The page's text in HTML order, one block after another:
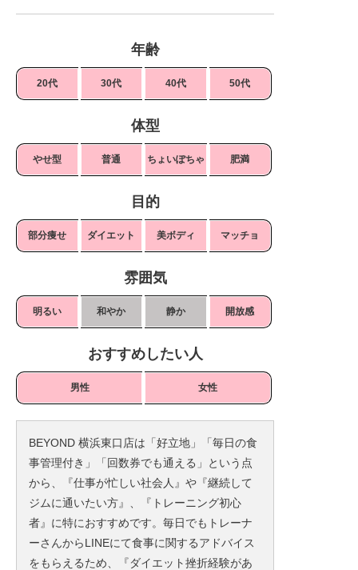
年齢
20代 30代 40代 50代
体型
やせ型 普通 ちょいぽちゃ 肥満
目的
部分痩せ ダイエット 美ボディ マッチョ
雰囲気
明るい 和やか 静か 開放感
おすすめしたい人
男性 女性
BEYOND 横浜東口店は「好立地」「毎日の食
事管理付き」「回数券でも通える」という点
から、『仕事が忙しい社会人』や『継続して
ジムに通いたい方』、『トレーニング初心
者』に特におすすめです。毎日でもトレーナ
ーさんからLINEにて食事に関するアドバイス
をもらえるため、『ダイエット挫折経験があ